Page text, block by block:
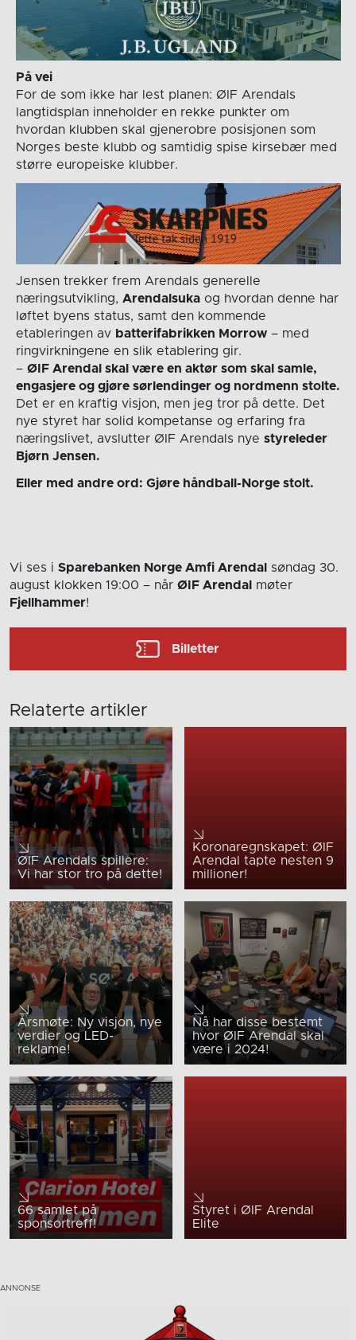
På vei
For de som ikke har lest planen: ØIF Arendals
langtidsplan inneholder en rekke punkter om
hvordan klubben skal gjenerobre posisjonen som
Norges beste klubb og samtidig spise kirsebær med
større europeiske klubber.
Jensen trekker frem Arendals generelle
næringsutvikling, Arendalsukaog hvordan denne har
løftet byens status, samt den kommende
etableringen av batterifabrikken Morrow– med
ringvirkningene en slik etablering gir.
– ØIF Arendal skal være en aktør som skal samle,
engasjere og gjøre sørlendinger og nordmenn stolte.
Det er en kraftig visjon, men jeg tror på dette. Det
nye styret har solid kompetanse og erfaring fra
næringslivet, avslutter ØIF Arendals nye styreleder
Bjørn Jensen.
Eller med andre ord: Gjøre håndball-Norge stolt.
Vi ses i Sparebanken Norge Amfi Arendal
søndag 30.
august klokken 19:00 – når ØIF Arendal
møter
Fjellhammer!
Billetter
Relaterte artikler
ØIF Arendals spillere:
Vi har stor tro på dette!
Koronaregnskapet: ØIF
Arendal tapte nesten 9
millioner!
Årsmøte: Ny visjon, nye
verdier og LED-
reklame!
Nå har disse bestemt
hvor ØIF Arendal skal
være i 2024!
66 samlet på
sponsortreff!
Styret i ØIF Arendal
Elite